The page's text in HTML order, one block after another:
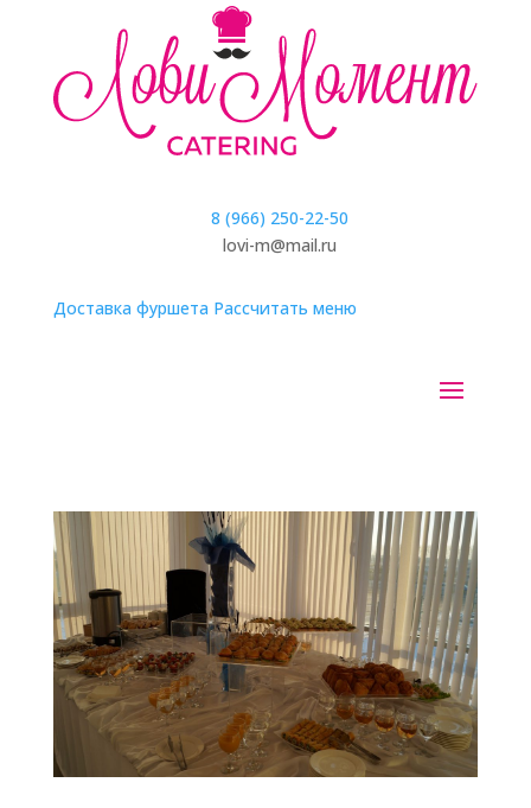
8 (966) 250-22-50
lovi-m@mail.ru
Доставка фуршета Рассчитать меню